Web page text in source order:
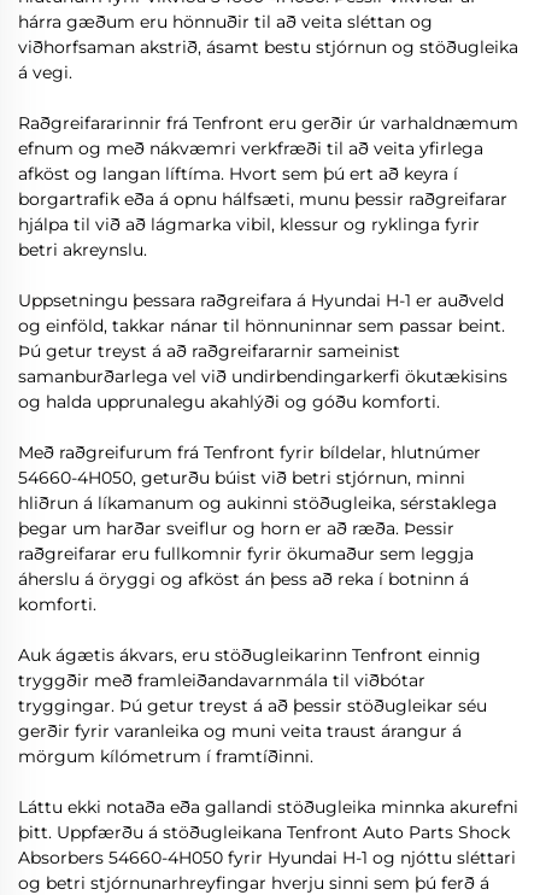
hárra gæðum eru hönnuðir til að veita sléttan og
viðhorfsaman akstrið, ásamt bestu stjórnun og stöðugleika
á vegi.
Raðgreifararinnir frá Tenfront eru gerðir úr varhaldnæmum
efnum og með nákvæmri verkfræði til að veita yfirlega
afköst og langan líftíma. Hvort sem þú ert að keyra í
borgartrafik eða á opnu hálfsæti, munu þessir raðgreifarar
hjálpa til við að lágmarka vibil, klessur og ryklinga fyrir
betri akreynslu.
Uppsetningu þessara raðgreifara á Hyundai H-1 er auðveld
og einföld, takkar nánar til hönnuninnar sem passar beint.
Þú getur treyst á að raðgreifararnir sameinist
samanburðarlega vel við undirbendingarkerfi ökutækisins
og halda upprunalegu akahlýði og góðu komforti.
Með raðgreifurum frá Tenfront fyrir bíldelar, hlutnúmer
54660-4H050, geturðu búist við betri stjórnun, minni
hliðrun á líkamanum og aukinni stöðugleika, sérstaklega
þegar um harðar sveiflur og horn er að ræða. Þessir
raðgreifarar eru fullkomnir fyrir ökumaður sem leggja
áherslu á öryggi og afköst án þess að reka í botninn á
komforti.
Auk ágætis ákvars, eru stöðugleikarinn Tenfront einnig
tryggðir með framleiðandavarnmála til viðbótar
tryggingar. Þú getur treyst á að þessir stöðugleikar séu
gerðir fyrir varanleika og muni veita traust árangur á
mörgum kílómetrum í framtíðinni.
Láttu ekki notaða eða gallandi stöðugleika minnka akurefni
þitt. Uppfærðu á stöðugleikana Tenfront Auto Parts Shock
Absorbers 54660-4H050 fyrir Hyundai H-1 og njóttu sléttari
og betri stjórnunarhreyfingar hverju sinni sem þú ferð á